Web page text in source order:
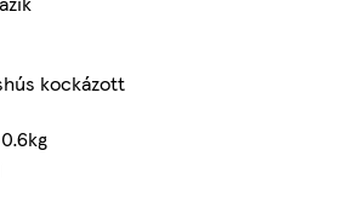
kockázott